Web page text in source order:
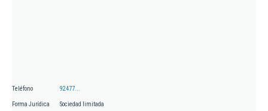
Teléfono 92477...
Forma Jurídica Sociedad limitada